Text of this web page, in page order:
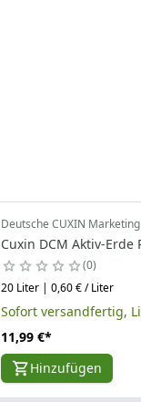
Deutsche CUXIN
Cuxin DCM Aktiv-Erde
0
20 Liter | 0,60 € / Liter
Sofort versandfertig,
11,99 €*
Hinzufügen